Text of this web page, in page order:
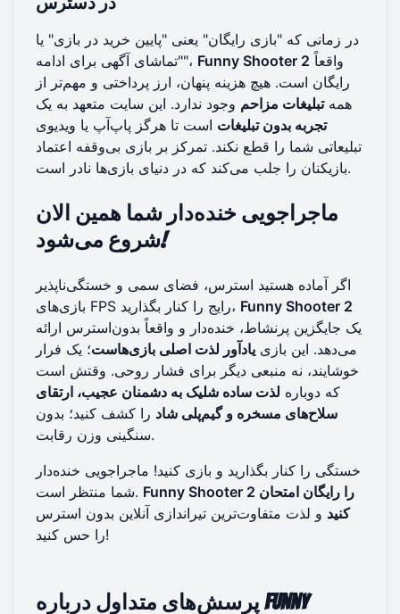
در زمانی که "بازی رایگان" یعنی "پایین خرید در بازی" یا
"تماشای آگهی برای ادامه"، Funny Shooter 2 واقعاً
رایگان است. هیچ هزینه پنهان، ارز پرداختی و مهم‌تر از
همهتبلیغات مزاحم وجود ندارد. این سایت متعهد به یک
تجربه بدون تبلیغات است تا هرگز پاپ‌آپ یا ویدیوی
تبلیعاتی شما را قطع نکند. تمرکز بر بازی بی‌وقفه اعتماد
بازیکنان را جلب می‌کند که در دنیای بازی‌ها نادر است.
ماجراجویی خنده‌دار شما همین الان
شروع می‌شود!
اگر آماده هستید استرس، فضای سمی و خستگی‌ناپذير
بازی‌های FPS رایج را کنار بگذارید، Funny Shooter 2
یک جایگزین پرنشاط، خنده‌دار و واقعاً بدون‌استرس ارائه
می‌دهد. این بازی یادآور لذت اصلی بازی‌هاست؛ یک فرار
خوشایند، نه منبعی دیگر برای فشار روحی. وقتش است
که دوباره لذت ساده شلیک به دشمنان عجیب، ارتقای
سلاح‌های مسخره و گیم‌پلی شاد را کشف کنید؛ بدون
سنگینی وزن رقابت.
خستگی را کنار بگذارید و بازی کنید! ماجراجویی خنده‌دار
شما منتظر است. Funny Shooter 2 را رایگان امتحان
کنید و لذت متفاوت‌ترین تیراندازی آنلاین بدون استرس
را حس کنید!
پرسش‌های متداول درباره Funny